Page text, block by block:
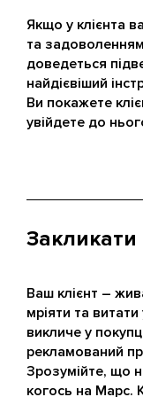
Якщо у клієнта
та
доведеться
найдієвіший
Ви покажете
увійдете до
Закликати
Ваш клієнт –
мріяти та
викличе у
рекламований
Зрозумійте, що
когось на Марс.